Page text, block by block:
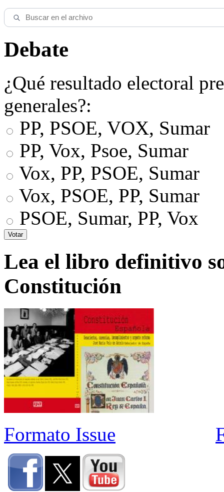
Debate
¿Qué resultado electoral
generales?:
PP, PSOE, VOX, Sumar
PP, Vox, Psoe, Sumar
Vox, PP, PSOE, Sumar
Vox, PSOE, PP, Sumar
PSOE, Sumar, PP, Vox
Lea el libro definitivo
Constitución
Formato Issue